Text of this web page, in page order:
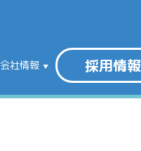
会社情報 採用情報